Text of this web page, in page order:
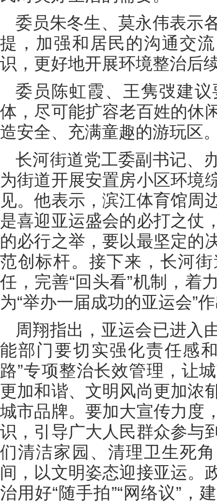
委员朱冬生、莫永伟表示
提，加强和居民的沟通交
识，更好地开展环境整治后
委员陈虹霞、王隽弢建
体，尽可能扩容老百姓的休
造安全、充满童趣的游玩区
长河街道党工委副书记、
为街道开展安置房小区环境
见。他表示，滨江体育馆周
是喜迎亚运盛会的必打之仗
的必行之举，要以最坚定的
范创标杆。接下来，长河
任，完善“回头看”机制，着
为“举办一届成功的亚运会”
周翔指出，亚运会已进入
能部门要切实强化责任感
路”专项整治长效管理，让
更加和谐、文明风尚更加浓
城市品牌。要加大宣传力度
识，引导广大人民群众参与
们清洁家园、清理卫生死
间，以文明姿态迎接亚运。
治用好“随手拍”“网络议”，